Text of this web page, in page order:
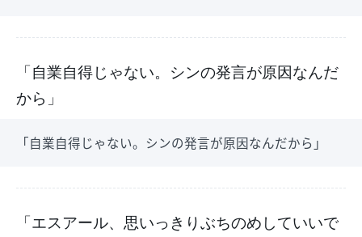
「自業自得じゃない。シンの発言が原因なんだ
から」
「自業自得じゃない。シンの発言が原因なんだから」
「エスアール、思いっきりぶちのめしていいで